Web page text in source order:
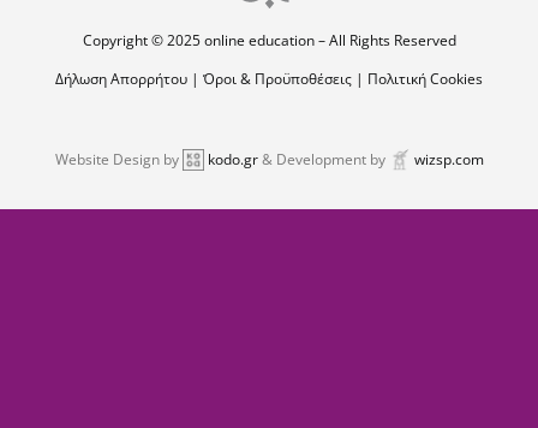
Copyright © 2025 online education – All Rights Reserved
Δήλωση Απορρήτου | Όροι & Προϋποθέσεις | Πολιτική Cookies
Website Design by kodo.gr& Development by wizsp.com